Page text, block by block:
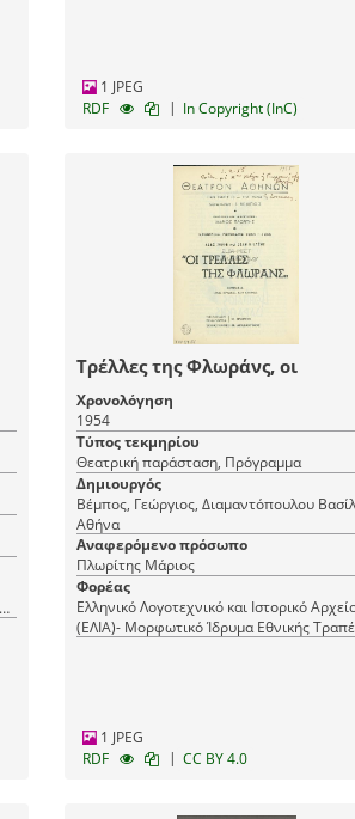
1 JPEG
RDF
| In Copyright (InC)
Τρέλλες της Φλωράνς, οι
Χρονολόγηση
1954
Τύπος τεκμηρίου
Θεατρική παράσταση, Πρόγραμμα
Δημιουργός
Βέμπος, Γεώργιος, Διαμαντόπουλου
Αθήνα
Αναφερόμενο πρόσωπο
Πλωρίτης Μάριος
Φορέας
Ελληνικό Λογοτεχνικό και Ιστορικό
(ΕΛΙΑ)- Μορφωτικό Ίδρυμα Εθνικής
1 JPEG
RDF
| CC BY 4.0